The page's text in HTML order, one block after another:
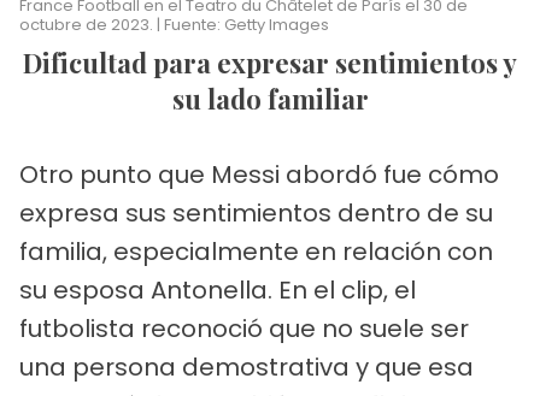
France Football en el Teatro du Châtelet de París el 30 de
octubre de 2023. | Fuente: Getty Images
Dificultad para expresar sentimientos y
su lado familiar
Otro punto que Messi abordó fue cómo
expresa sus sentimientos dentro de su
familia, especialmente en relación con
su esposa Antonella. En el clip, el
futbolista reconoció que no suele ser
una persona demostrativa y que esa